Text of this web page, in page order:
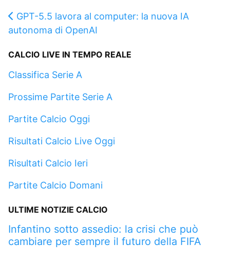
GPT-5.5 lavora al computer: la nuova IA
autonoma di OpenAI
CALCIO LIVE IN TEMPO REALE
Classifica Serie A
Prossime Partite Serie A
Partite Calcio Oggi
Risultati Calcio Live Oggi
Risultati Calcio Ieri
Partite Calcio Domani
ULTIME NOTIZIE CALCIO
Infantino sotto assedio: la crisi che può
cambiare per sempre il futuro della FIFA